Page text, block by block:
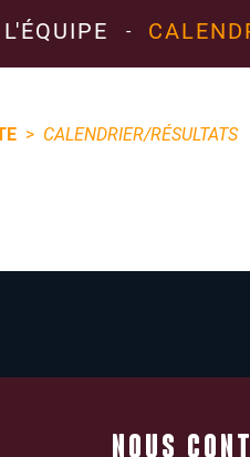
L'ÉQUIPE -
> CALENDRIER/RÉSULTATS
NOUS